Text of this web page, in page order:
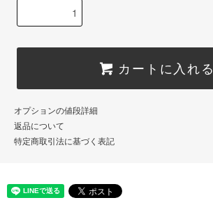
カートに入れる
オプションの値段詳細
返品について
特定商取引法に基づく表記